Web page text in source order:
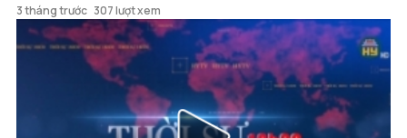
3 tháng trước 307 lượt xem